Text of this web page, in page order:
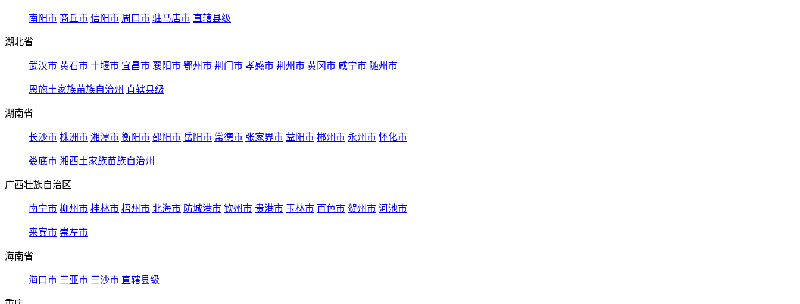
南阳市 商丘市 信阳市 周口市 驻马店市 直辖县级
湖北省
武汉市 黄石市 十堰市 宜昌市 襄阳市 鄂州市 荆门市 孝感市 荆州市 黄冈市 咸宁市 随州市
恩施土家族苗族自治州 直辖县级
湖南省
长沙市 株洲市 湘潭市 衡阳市 邵阳市 岳阳市 常德市 张家界市 益阳市 郴州市 永州市 怀化市
娄底市 湘西土家族苗族自治州
广西壮族自治区
南宁市 柳州市 桂林市 梧州市 北海市 防城港市 钦州市 贵港市 玉林市 百色市 贺州市 河池市
来宾市 崇左市
海南省
海口市 三亚市 三沙市 直辖县级